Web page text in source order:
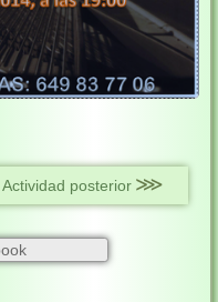
Actividad posterior ⋙